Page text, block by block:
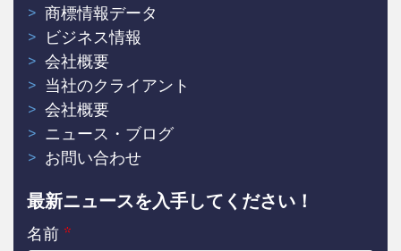
商標情報データ
ビジネス情報
会社概要
当社のクライアント
会社概要
ニュース・ブログ
お問い合わせ
最新ニュースを入手してください！
名前 *